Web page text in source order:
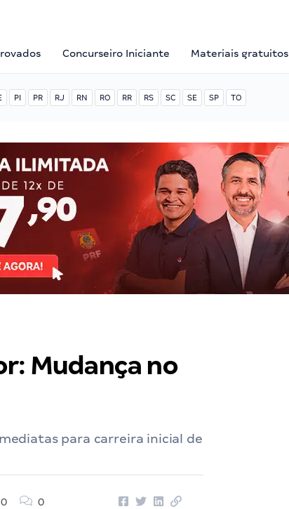
Concurseiro Iniciante Materiais gratuitos
PI PR RJ RN RO RR RS SC SE SP TO
Mudança no
para carreira inicial de
0 0